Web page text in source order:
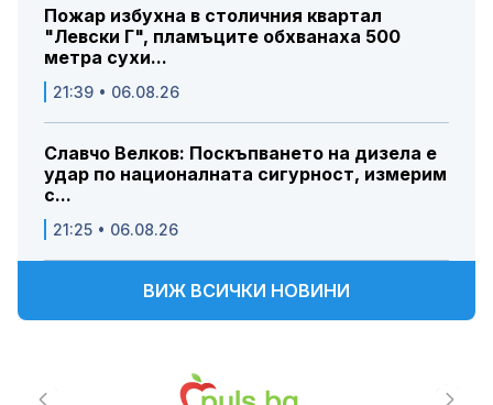
Пожар избухна в столичния квартал
"Левски Г", пламъците обхванаха 500
метра сухи...
21:39 • 06.08.26
Славчо Велков: Поскъпването на дизела е
удар по националната сигурност, измерим
с...
21:25 • 06.08.26
ВИЖ ВСИЧКИ НОВИНИ